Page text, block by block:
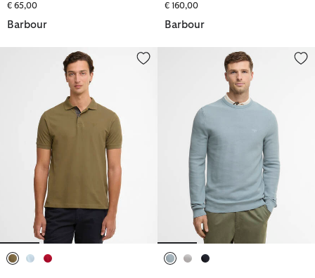
€ 65,00
Barbour
€ 160,00
Barbour
Polo in cotone Pima con vestibilità leggermente aderente
Maglione girocollo Essential a